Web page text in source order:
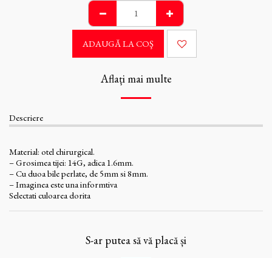
ADAUGĂ LA COŞ
Aflați mai multe
Descriere
Material: otel chirurgical.
– Grosimea tijei: 14G, adica 1.6mm.
– Cu duoa bile perlate, de 5mm si 8mm.
– Imaginea este una informtiva
Selectati culoarea dorita
S-ar putea să vă placă și